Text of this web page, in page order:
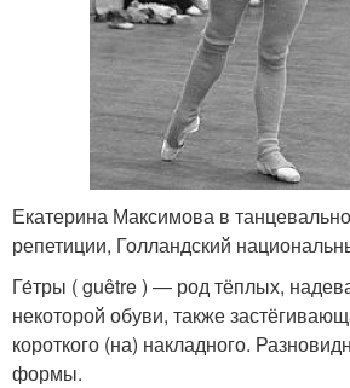
Екатерина Максимова в
репетиции, Голландский
Ге́тры ( guêtre ) — род тёплых,
некоторой обуви, также
короткого (на) накладного.
формы.